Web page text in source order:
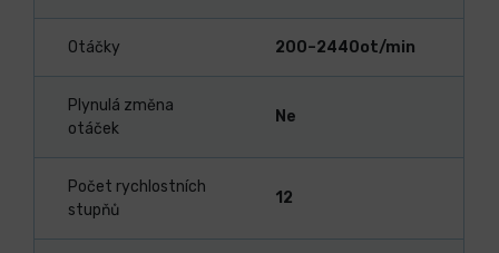
Otáčky 200–2440ot/min
Plynulá změna
otáček
Ne
Počet rychlostních
stupňů
12